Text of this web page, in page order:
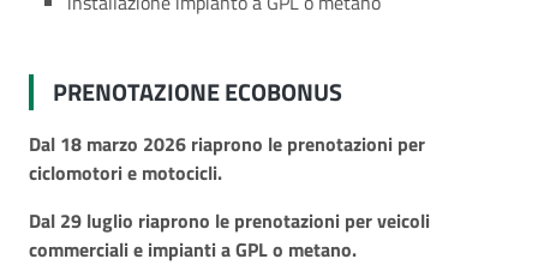
PRENOTAZIONE ECOBONUS
Dal 18 marzo 2026 riaprono le prenotazioni per
ciclomotori e motocicli.
Dal 29 luglio riaprono le prenotazioni per veicoli
commerciali e impianti a GPL o metano.